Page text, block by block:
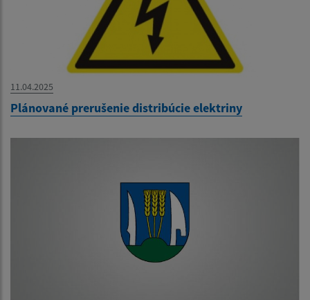
11.04.2025
Plánované prerušenie distribúcie elektriny